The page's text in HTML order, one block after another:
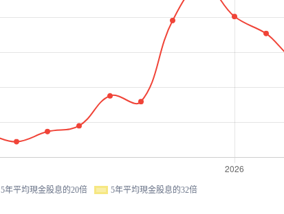
5年平均現金股息的20倍 5年平均現金股息的32倍